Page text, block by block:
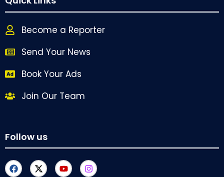
Become a Reporter
Send Your News
Book Your Ads
Join Our Team
Follow us